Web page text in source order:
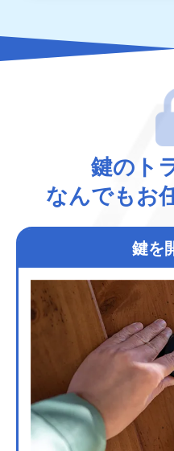
鍵のト
なんでもお
鍵を